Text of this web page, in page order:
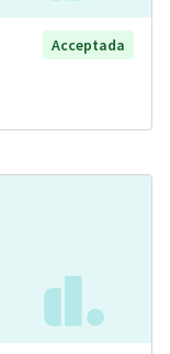
Acceptada